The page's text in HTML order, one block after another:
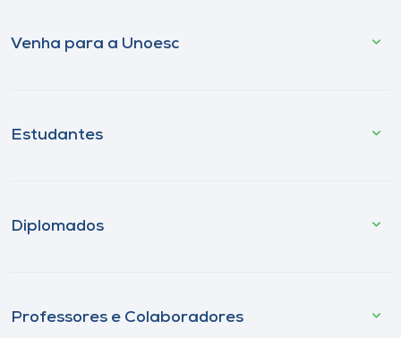
Venha para a Unoesc
Estudantes
Diplomados
Professores e Colaboradores